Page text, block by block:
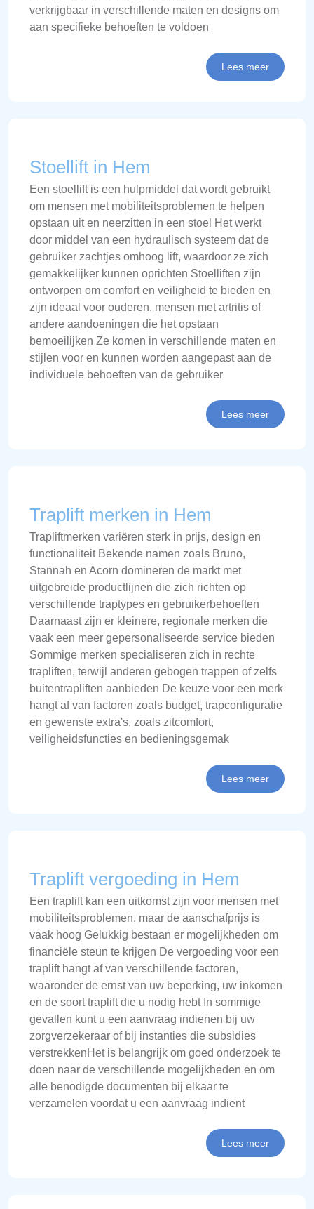
verkrijgbaar in verschillende maten en designs om
aan specifieke behoeften te voldoen
Lees meer
Stoellift in Hem
Een stoellift is een hulpmiddel dat wordt gebruikt
om mensen met mobiliteitsproblemen te helpen
opstaan uit en neerzitten in een stoel Het werkt
door middel van een hydraulisch systeem dat de
gebruiker zachtjes omhoog lift, waardoor ze zich
gemakkelijker kunnen oprichten Stoelliften zijn
ontworpen om comfort en veiligheid te bieden en
zijn ideaal voor ouderen, mensen met artritis of
andere aandoeningen die het opstaan
bemoeilijken Ze komen in verschillende maten en
stijlen voor en kunnen worden aangepast aan de
individuele behoeften van de gebruiker
Lees meer
Traplift merken in Hem
Trapliftmerken variëren sterk in prijs, design en
functionaliteit Bekende namen zoals Bruno,
Stannah en Acorn domineren de markt met
uitgebreide productlijnen die zich richten op
verschillende traptypes en gebruikerbehoeften
Daarnaast zijn er kleinere, regionale merken die
vaak een meer gepersonaliseerde service bieden
Sommige merken specialiseren zich in rechte
trapliften, terwijl anderen gebogen trappen of zelfs
buitentrapliften aanbieden De keuze voor een merk
hangt af van factoren zoals budget, trapconfiguratie
en gewenste extra's, zoals zitcomfort,
veiligheidsfuncties en bedieningsgemak
Lees meer
Traplift vergoeding in Hem
Een traplift kan een uitkomst zijn voor mensen met
mobiliteitsproblemen, maar de aanschafprijs is
vaak hoog Gelukkig bestaan er mogelijkheden om
financiële steun te krijgen De vergoeding voor een
traplift hangt af van verschillende factoren,
waaronder de ernst van uw beperking, uw inkomen
en de soort traplift die u nodig hebt In sommige
gevallen kunt u een aanvraag indienen bij uw
zorgverzekeraar of bij instanties die subsidies
verstrekkenHet is belangrijk om goed onderzoek te
doen naar de verschillende mogelijkheden en om
alle benodigde documenten bij elkaar te
verzamelen voordat u een aanvraag indient
Lees meer